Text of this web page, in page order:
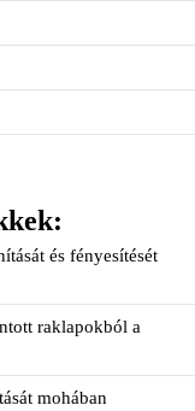
és fényesítését
raklapokból a
mohában